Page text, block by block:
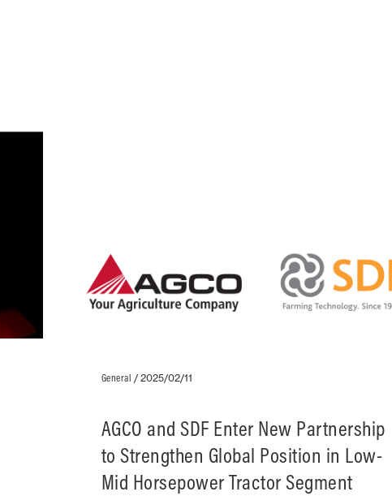
General /2025/02/11
AGCO and SDF Enter New Partnership
to Strengthen Global Position in Low-
Mid Horsepower Tractor Segment